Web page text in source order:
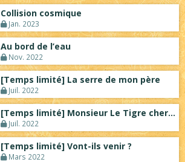
Collision cosmique
Jan. 2023
Au bord de l’eau
Nov. 2022
[Temps limité] La serre de mon père
Juil. 2022
[Temps limité] Monsieur Le Tigre cherche...
Juil. 2022
[Temps limité] Vont-ils venir ?
Mars 2022